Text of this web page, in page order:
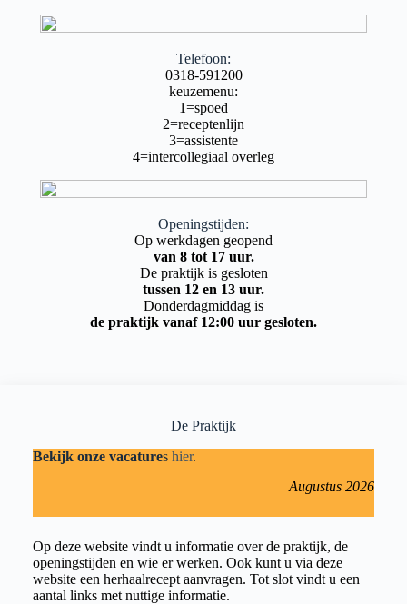
Telefoon:
0318-591200
keuzemenu:
1=spoed
2=receptenlijn
3=assistente
4=intercollegiaal overleg
Openingstijden:
Op werkdagen geopend
van 8 tot 17 uur.
De praktijk is gesloten
tussen 12 en 13 uur.
Donderdagmiddag is
de praktijk vanaf 12:00 uur gesloten.
De Praktijk
Bekijk onze vacatures hier.
Augustus 2026
Op deze website vindt u informatie over de praktijk, de
openingstijden en wie er werken. Ook kunt u via deze
website een herhaalrecept aanvragen. Tot slot vindt u een
aantal links met nuttige informatie.